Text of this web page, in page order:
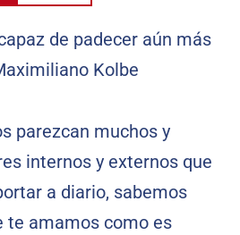
parezcan muchos y
internos y externos que
a diario, sabemos
te amamos como es